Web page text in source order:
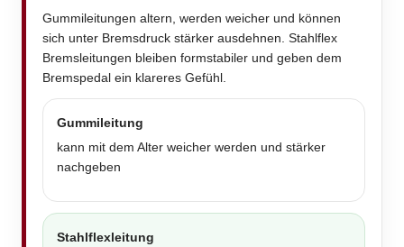
Gummileitungen altern, werden weicher und können
sich unter Bremsdruck stärker ausdehnen. Stahlflex
Bremsleitungen bleiben formstabiler und geben dem
Bremspedal ein klareres Gefühl.
Gummileitung
kann mit dem Alter weicher werden und stärker
nachgeben
Stahlflexleitung